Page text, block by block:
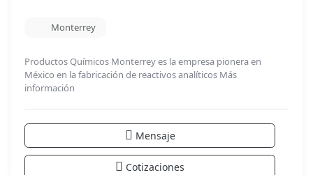
Monterrey
Productos Químicos Monterrey es la empresa pionera en
México en la fabricación de reactivos analíticos Más
información
Mensaje
Cotizaciones